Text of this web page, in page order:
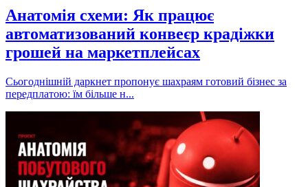
Анатомія схеми: Як працює
автоматизований конвеєр крадіжки
грошей на маркетплейсах
Сьогоднішній даркнет пропонує шахраям готовий бізнес за
передплатою: їм більше н...